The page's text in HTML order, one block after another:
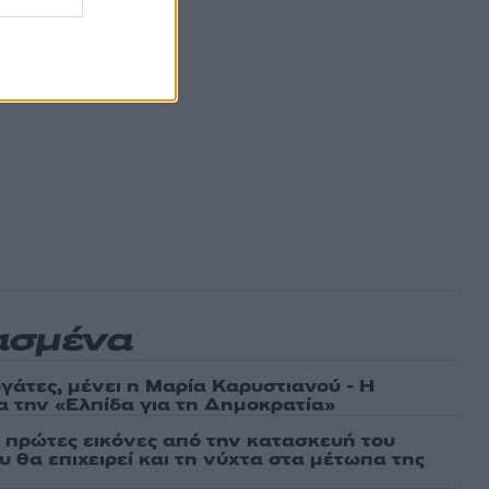
μένει η Μαρία Καρυστιανού - Η
την «Ελπίδα για τη Δημοκρατία»
εικόνες από την κατασκευή του
επιχειρεί και τη νύχτα στα μέτωπα της